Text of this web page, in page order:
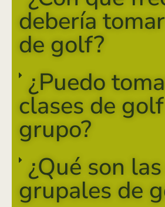
debería
de golf?
¿Puedo
clases de
grupo?
¿Qué son
grupales de